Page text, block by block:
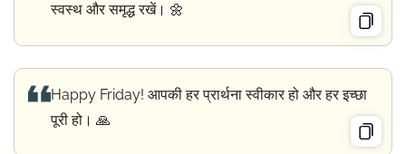
स्वस्थ और समृद्ध रखें। 🌼
Happy Friday! आपकी हर प्रार्थना स्वीकार हो और हर इच्छा
पूरी हो। 🙏